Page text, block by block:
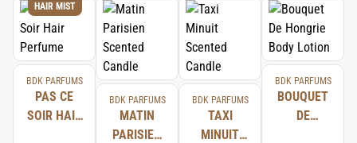
HAIR MIST
BDK PARFUMS
PAS CE
SOIR HAIR
BDK PARFUMS
MATIN
PARISIEN
BDK PARFUMS
TAXI
MINUIT
BDK PARFUMS
BOUQUET
DE